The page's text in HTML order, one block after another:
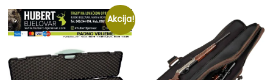
Akcija!